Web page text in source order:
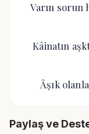
Varın sorun
Kâinatın
Âşık
Paylaş ve